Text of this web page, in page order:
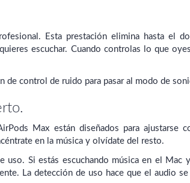
Esta prestación elimina hasta el
escuchar. Cuando controlas lo que
de control de ruido para pasar al modo de
Max están diseñados para
en la música y olvídate del resto.
uso. Si estás escuchando música en el
La detección de uso hace que el audio